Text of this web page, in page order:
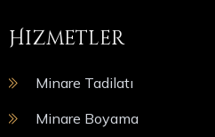
Hizmetler
Minare Tadilatı
Minare Boyama